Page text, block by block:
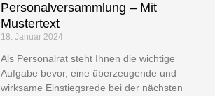
Personalversammlung – Mit
Mustertext
18. Januar 2024
Als Personalrat steht Ihnen die wichtige
Aufgabe bevor, eine überzeugende und
wirksame Einstiegsrede bei der nächsten